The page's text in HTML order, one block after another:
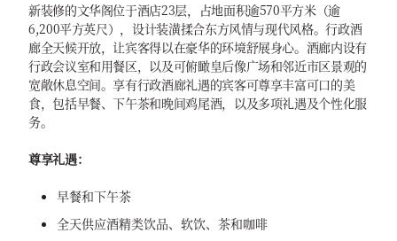
新装修的文华阁位于酒店23层，占地面积逾570平方米（逾
6,200平方英尺），设计装潢揉合东方风情与现代风格。行政酒
廊全天候开放，让宾客得以在豪华的环境舒展身心。酒廊内设有
行政会议室和用餐区，以及可俯瞰皇后像广场和邻近市区景观的
宽敞休息空间。享有行政酒廊礼遇的宾客可尊享丰富可口的美
食，包括早餐、下午茶和晚间鸡尾酒，以及多项礼遇及个性化服
务。
尊享礼遇：
早餐和下午茶
全天供应酒精类饮品、软饮、茶和咖啡